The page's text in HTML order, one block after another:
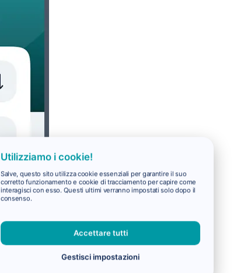
Utilizziamo i cookie!
Salve, questo sito utilizza cookie essenziali per garantire il suo
corretto funzionamento e cookie di tracciamento per capire come
interagisci con esso. Questi ultimi verranno impostati solo dopo il
consenso.
Accettare tutti
Gestisci impostazioni